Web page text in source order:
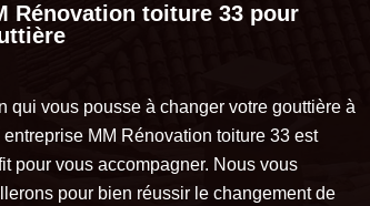
Rénovation toiture 33 pour
qui vous pousse à changer votre gouttière à
MM Rénovation toiture 33 est
pour vous accompagner. Nous vous
pour bien réussir le changement de